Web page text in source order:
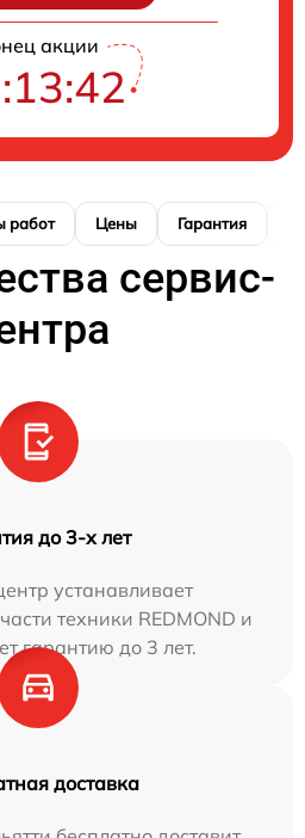
акции
работ Цены Гарантия
сервис-
до 3-х лет
устанавливает
техники REDMOND и
гарантию до 3 лет.
доставка